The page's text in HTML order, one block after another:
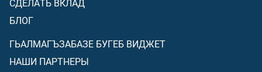
СДЕЛАТЬ ВКЛАД
БЛОГ
ГЬАЛМАГЪЗАБАЗЕ БУГЕБ ВИДЖЕТ
НАШИ ПАРТНЕРЫ